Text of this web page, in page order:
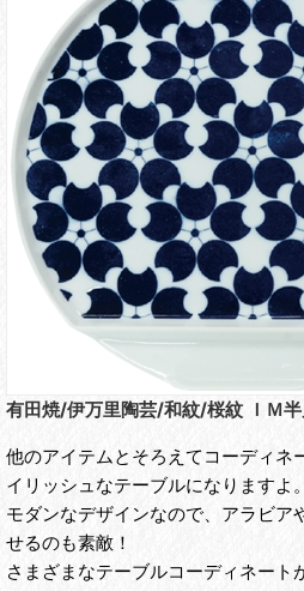
有田焼/伊万里陶芸/和紋/桜紋 ＩＭ半
他のアイテムとそろえてコーディネ
イリッシュなテーブルになりますよ。
モダンなデザインなので、アラビア
せるのも素敵！
さまざまなテーブルコーディネート